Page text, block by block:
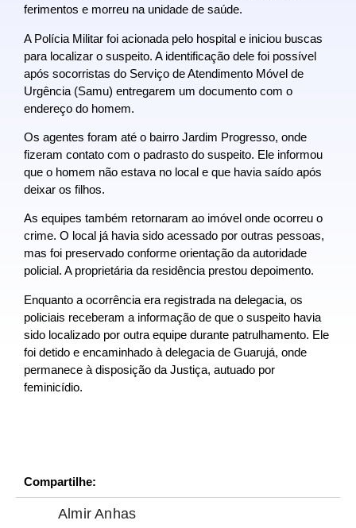
ferimentos e morreu na unidade de saúde.
A Polícia Militar foi acionada pelo hospital e iniciou buscas
para localizar o suspeito. A identificação dele foi possível
após socorristas do Serviço de Atendimento Móvel de
Urgência (Samu) entregarem um documento com o
endereço do homem.
Os agentes foram até o bairro Jardim Progresso, onde
fizeram contato com o padrasto do suspeito. Ele informou
que o homem não estava no local e que havia saído após
deixar os filhos.
As equipes também retornaram ao imóvel onde ocorreu o
crime. O local já havia sido acessado por outras pessoas,
mas foi preservado conforme orientação da autoridade
policial. A proprietária da residência prestou depoimento.
Enquanto a ocorrência era registrada na delegacia, os
policiais receberam a informação de que o suspeito havia
sido localizado por outra equipe durante patrulhamento. Ele
foi detido e encaminhado à delegacia de Guarujá, onde
permanece à disposição da Justiça, autuado por
feminicídio.
Compartilhe:
Almir Anhas